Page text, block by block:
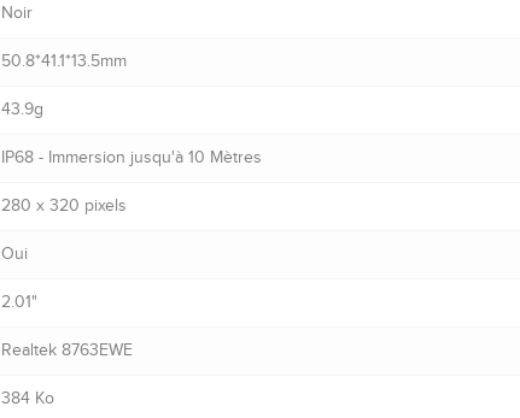
Noir
50.8*41.1*13.5mm
43.9g
IP68 - Immersion jusqu'à 10 Mètres
280 x 320 pixels
Oui
2.01"
Realtek 8763EWE
384 Ko